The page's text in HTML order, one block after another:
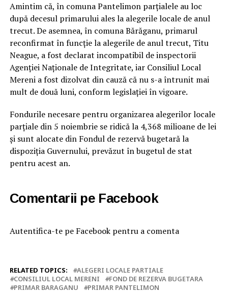
Amintim că, în comuna Pantelimon parțialele au loc
după decesul primarului ales la alegerile locale de anul
trecut. De asemnea, în comuna Bărăganu, primarul
reconfirmat în funcție la alegerile de anul trecut, Titu
Neague, a fost declarat incompatibil de inspectorii
Agenției Naționale de Integritate, iar Consiliul Local
Mereni a fost dizolvat din cauză că nu s-a întrunit mai
mult de două luni, conform legislației în vigoare.
Fondurile necesare pentru organizarea alegerilor locale
parțiale din 5 noiembrie se ridică la 4,368 milioane de lei
și sunt alocate din Fondul de rezervă bugetară la
dispoziția Guvernului, prevăzut în bugetul de stat
pentru acest an.
Comentarii pe Facebook
Autentifica-te pe Facebook pentru a comenta
RELATED TOPICS:
ALEGERI LOCALE PARTIALE
CONSILIUL LOCAL MERENI
FOND DE REZERVA BUGETARA
PRIMAR BARAGANU
PRIMAR PANTELIMON